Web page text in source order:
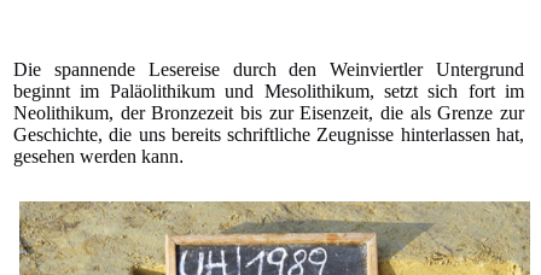
Die spannende Lesereise durch den Weinviertler Untergrund
beginnt im Paläolithikum und Mesolithikum, setzt sich fort im
Neolithikum, der Bronzezeit bis zur Eisenzeit, die als Grenze zur
Geschichte, die uns bereits schriftliche Zeugnisse hinterlassen hat,
gesehen werden kann.